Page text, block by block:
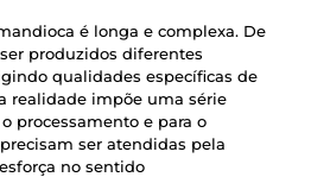
é longa e complexa. De
produzidos diferentes
qualidades específicas de
realidade impõe uma série
processamento e para o
ser atendidas pela
no sentido